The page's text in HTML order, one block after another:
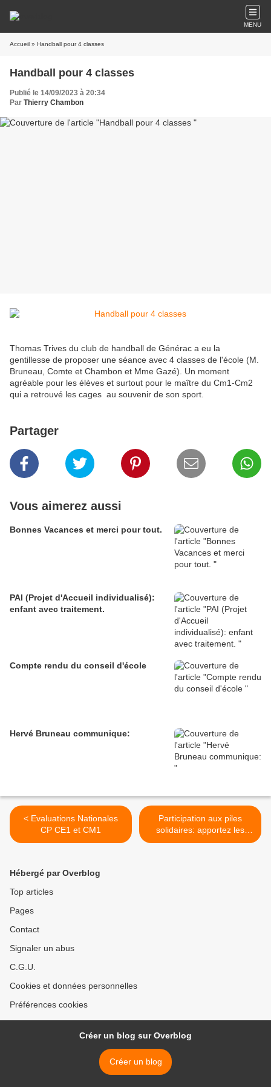
MENU
Accueil » Handball pour 4 classes
Handball pour 4 classes
Publié le 14/09/2023 à 20:34
Par Thierry Chambon
Thomas Trives du club de handball de Générac a eu la
gentillesse de proposer une séance avec 4 classes de l'école (M.
Bruneau, Comte et Chambon et Mme Gazé). Un moment
agréable pour les élèves et surtout pour le maître du Cm1-Cm2
qui a retrouvé les cages au souvenir de son sport.
Partager
Vous aimerez aussi
Bonnes Vacances et merci pour tout.
PAI (Projet d'Accueil individualisé):
enfant avec traitement.
Compte rendu du conseil d'école
Hervé Bruneau communique:
< Evaluations Nationales
CP CE1 et CM1
Participation aux piles
solidaires: apportez les
piles usagées. >
Hébergé par Overblog
Top articles
Pages
Contact
Signaler un abus
C.G.U.
Cookies et données personnelles
Préférences cookies
Créer un blog sur Overblog
Créer un blog